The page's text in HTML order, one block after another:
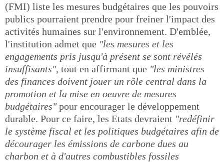
(FMI) liste les mesures budgétaires que les pouvoirs
publics pourraient prendre pour freiner l'impact des
activités humaines sur l'environnement. D'emblée,
l'institution admet que "les mesures et les
engagements pris jusqu'à présent se sont révélés
insuffisants", tout en affirmant que "les ministres
des finances doivent jouer un rôle central dans la
promotion et la mise en oeuvre de mesures
budgétaires"pour encourager le développement
durable. Pour ce faire, les Etats devraient "redéfinir
le système fiscal et les politiques budgétaires afin de
décourager les émissions de carbone dues au
charbon et à d'autres combustibles fossiles